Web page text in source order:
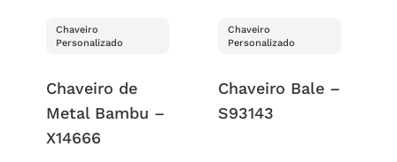
Chaveiro
Personalizado
Chaveiro de
Metal Bambu –
X14666
Chaveiro
Personalizado
Chaveiro Bale –
S93143